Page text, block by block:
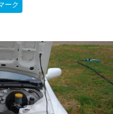
ーク